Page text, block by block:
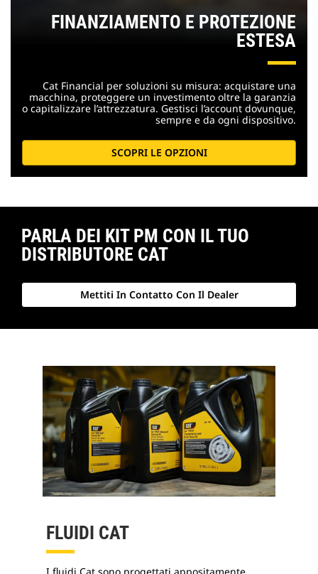
FINANZIAMENTO E PROTEZIONE
ESTESA
Cat Financial per soluzioni su misura: acquistare una
macchina, proteggere un investimento oltre la garanzia
o capitalizzare l’attrezzatura. Gestisci l’account dovunque,
sempre e da ogni dispositivo.
SCOPRI LE OPZIONI
PARLA DEI KIT PM CON IL TUO
DISTRIBUTORE CAT
Mettiti In Contatto Con Il Dealer
FLUIDI CAT